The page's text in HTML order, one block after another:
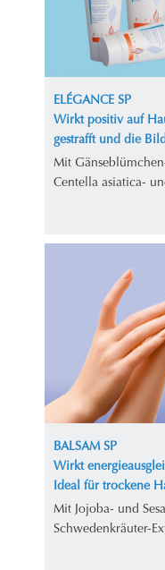
ELÉGANCE SP
Wirkt positiv auf
gestrafft und die
Mit
Centella asiatica-
BALSAM SP
Wirkt
Ideal für trockene
Mit Jojoba- und
Schwedenkräuter-